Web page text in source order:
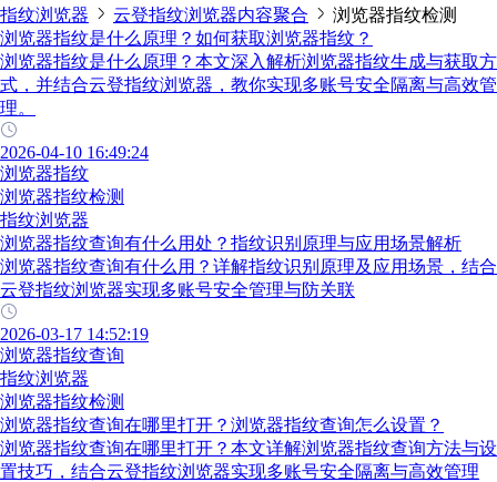
指纹浏览器 云登指纹浏览器内容聚合
浏览器指纹检测
浏览器指纹是什么原理？如何获取浏览器指纹？
浏览器指纹是什么原理？本文深入解析浏览器指纹生成与获取方
式，并结合云登指纹浏览器，教你实现多账号安全隔离与高效管
理。
2026-04-10 16:49:24
浏览器指纹
浏览器指纹检测
指纹浏览器
浏览器指纹查询有什么用处？指纹识别原理与应用场景解析
浏览器指纹查询有什么用？详解指纹识别原理及应用场景，结合
云登指纹浏览器实现多账号安全管理与防关联
2026-03-17 14:52:19
浏览器指纹查询
指纹浏览器
浏览器指纹检测
浏览器指纹查询在哪里打开？浏览器指纹查询怎么设置？
浏览器指纹查询在哪里打开？本文详解浏览器指纹查询方法与设
置技巧，结合云登指纹浏览器实现多账号安全隔离与高效管理